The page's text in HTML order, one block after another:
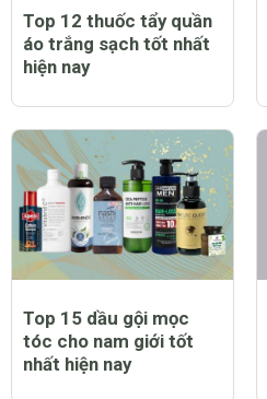
Top 12 thuốc tẩy quần
áo trắng sạch tốt nhất
hiện nay
Top 15 dầu gội mọc
tóc cho nam giới tốt
nhất hiện nay